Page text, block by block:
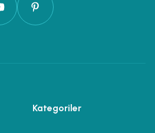
Kategoriler